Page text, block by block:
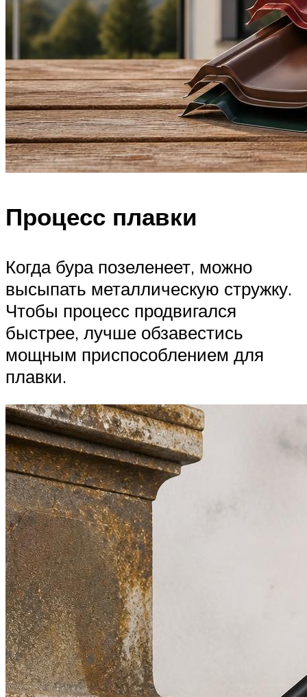
Процесс плавки
Когда бура позеленеет, можно
высыпать металлическую стружку.
Чтобы процесс продвигался
быстрее, лучше обзавестись
мощным приспособлением для
плавки.